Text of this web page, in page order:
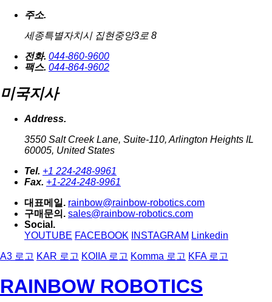
주소.
세종특별자치시 집현중앙3로 8
전화. 044-860-9600
팩스. 044-864-9602
미국지사
Address.
3550 Salt Creek Lane, Suite-110, Arlington Heights IL
60005, United States
Tel. +1 224-248-9961
Fax. +1-224-248-9961
대표메일. rainbow@rainbow-robotics.com
구매문의. sales@rainbow-robotics.com
Social.
YOUTUBE FACEBOOK INSTAGRAM Linkedin
A3 로고 KAR 로고 KOIIA 로고 Komma 로고 KFA 로고
RAINBOW ROBOTICS